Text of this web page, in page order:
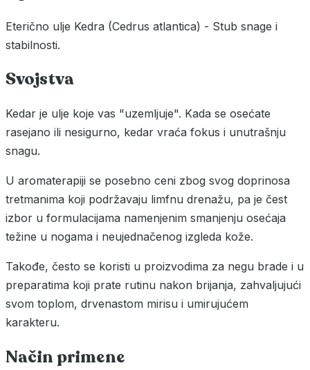
Eterično ulje Kedra (Cedrus atlantica) - Stub snage i
stabilnosti.
Svojstva
Kedar je ulje koje vas "uzemljuje". Kada se osećate
rasejano ili nesigurno, kedar vraća fokus i unutrašnju
snagu.
U aromaterapiji se posebno ceni zbog svog doprinosa
tretmanima koji podržavaju limfnu drenažu, pa je čest
izbor u formulacijama namenjenim smanjenju osećaja
težine u nogama i neujednačenog izgleda kože.
Takođe, često se koristi u proizvodima za negu brade i u
preparatima koji prate rutinu nakon brijanja, zahvaljujući
svom toplom, drvenastom mirisu i umirujućem
karakteru.
Način primene